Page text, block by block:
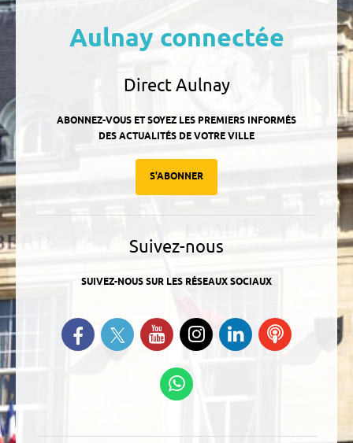
Aulnay connectée
Direct Aulnay
ABONNEZ-VOUS ET SOYEZ LES PREMIERS INFORMÉS
DES ACTUALITÉS DE VOTRE VILLE
S'ABONNER
Suivez-nous
SUIVEZ-NOUS SUR LES RÉSEAUX SOCIAUX
Retrouvez-nous sur Facebook
Suivez-nous sur Twitter
Suivez-nous sur YouTube
Suivez-nous sur
Instagram
Retrouvez-
nous sur
Ecoutez